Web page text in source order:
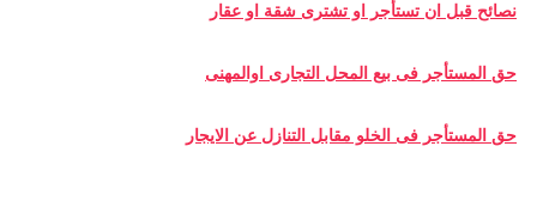
نصائح قبل ان تستأجر او تشترى شقة او عقار
حق المستأجر فى بيع المحل التجارى اوالمهنى
حق المستأجر فى الخلو مقابل التنازل عن الايجار